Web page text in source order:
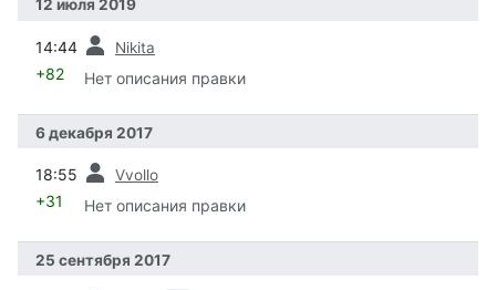
12 июля 2019
14:44 Nikita
+82 Нет описания правки
6 декабря 2017
18:55 Vvollo
+31 Нет описания правки
25 сентября 2017